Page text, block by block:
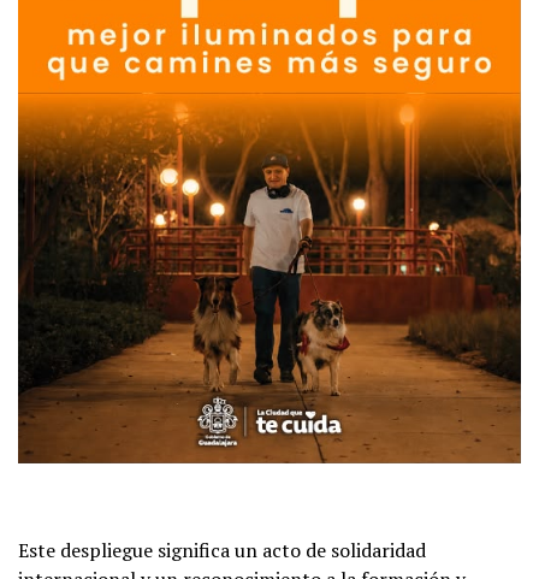
Este despliegue significa un acto de solidaridad